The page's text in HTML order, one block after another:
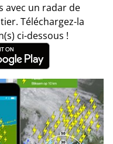
avec un radar de
Téléchargez-la
ci-dessous !